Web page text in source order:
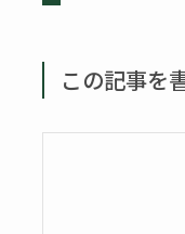
この記事を